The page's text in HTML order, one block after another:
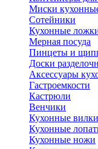
Миски
Сотейники
Кухонные
Мерная посуда
Пинцеты и
Доски
Аксессуары
Гастроемкости
Кастрюли
Венчики
Кухонные вилки
Кухонные
Кухонные ножи